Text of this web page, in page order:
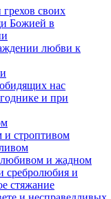
своих
Божией в
любви к
нас
и при
строптивом
и жадном
сребролюбия и
стяжание